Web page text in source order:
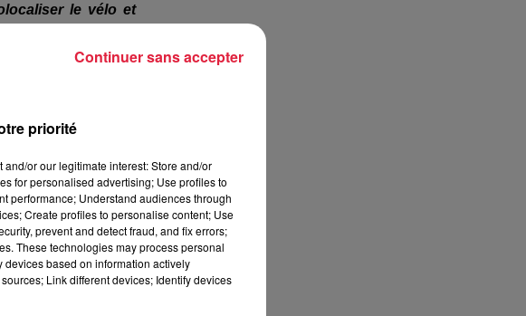
le vélo et
de la mise en
le CADR 67.Il y a
la restitution après
chaque année à
priorité
or our legitimate interest: Store and/or
for personalised advertising; Use profiles to
performance; Understand audiences through
Create profiles to personalise content; Use
prevent and detect fraud, and fix errors;
These technologies may process personal
based on information actively
Link different devices; Identify devices
Continuer sans accepter